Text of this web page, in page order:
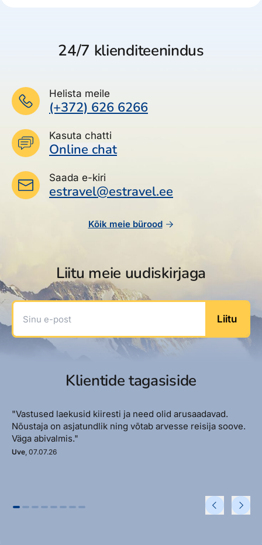
24/7 klienditeenindus
Helista meile
(+372) 626 6266
Kasuta chatti
Online chat
Saada e-kiri
estravel@estravel.ee
Kõik meie bürood
Liitu meie uudiskirjaga
Sinu e-post
Liitu
Klientide tagasiside
"Vastused laekusid kiiresti ja need olid arusaadavad.
Nõustaja on asjatundlik ning võtab arvesse reisija soove.
Väga abivalmis."
Uve, 07.07.26